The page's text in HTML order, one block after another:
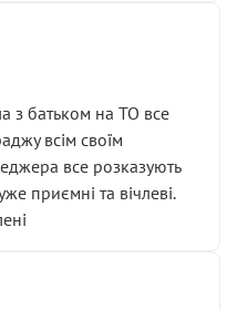
з батьком на ТО все
всім своїм
все розказують
приємні та вічлеві.